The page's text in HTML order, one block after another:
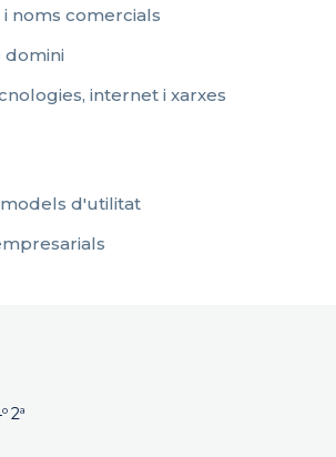
noms comercials
domini
internet i xarxes
d'utilitat
2ª